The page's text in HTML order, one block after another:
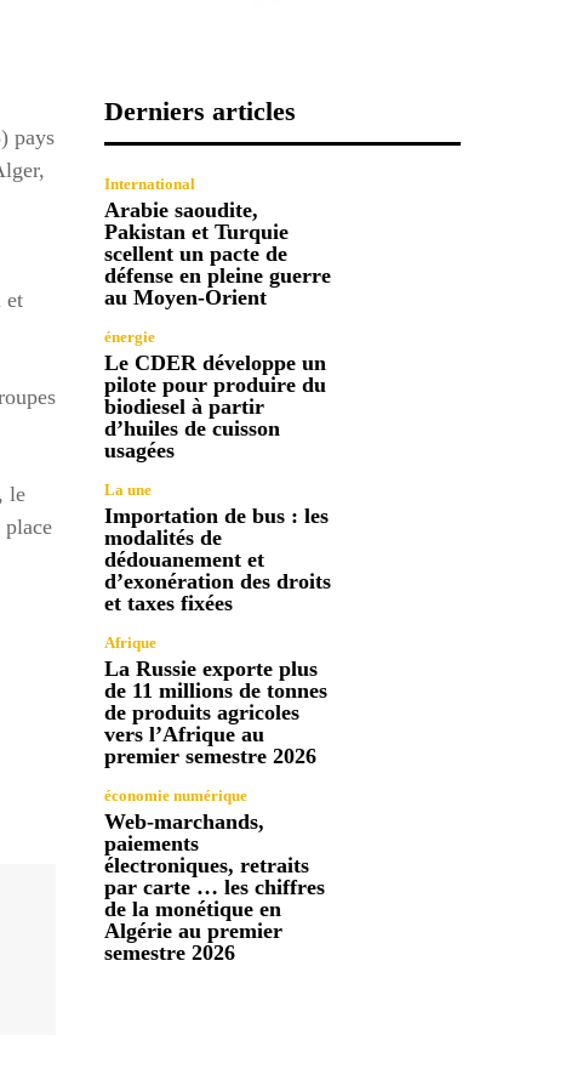
pays
et
le
Derniers articles
International
Arabie saoudite,
Pakistan et Turquie
scellent un pacte de
défense en pleine guerre
au Moyen-Orient
énergie
Le CDER développe un
pilote pour produire du
biodiesel à partir
d’huiles de cuisson
usagées
La une
Importation de bus : les
modalités de
dédouanement et
d’exonération des droits
et taxes fixées
Afrique
La Russie exporte plus
de 11 millions de tonnes
de produits agricoles
vers l’Afrique au
premier semestre 2026
économie numérique
Web-marchands,
paiements
électroniques, retraits
par carte … les chiffres
de la monétique en
Algérie au premier
semestre 2026